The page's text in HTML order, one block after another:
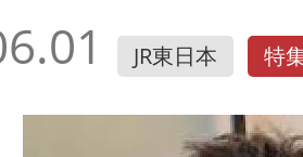
JR東日本 特